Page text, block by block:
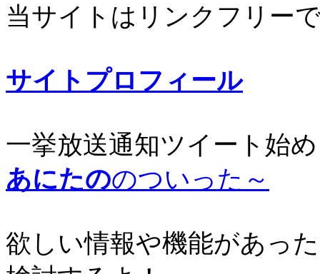
当サイトはリンクフリー
サイトプロフィール
一挙放送通知ツイート始
あにたののついった～
欲しい情報や機能があっ